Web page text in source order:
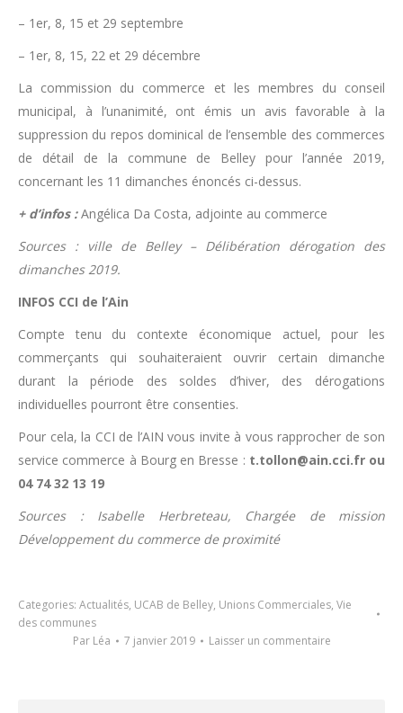
– 1er, 8, 15 et 29 septembre
– 1er, 8, 15, 22 et 29 décembre
La commission du commerce et les membres du conseil
municipal, à l’unanimité, ont émis un avis favorable à la
suppression du repos dominical de l’ensemble des commerces
de détail de la commune de Belley pour l’année 2019,
concernant les 11 dimanches énoncés ci-dessus.
+ d’infos :Angélica Da Costa, adjointe au commerce
Sources : ville de Belley – Délibération dérogation des
dimanches 2019.
INFOS CCI de l’Ain
Compte tenu du contexte économique actuel, pour les
commerçants qui souhaiteraient ouvrir certain dimanche
durant la période des soldes d’hiver, des dérogations
individuelles pourront être consenties.
Pour cela, la CCI de l’AIN vous invite à vous rapprocher de son
service commerce à Bourg en Bresse : t.tollon@ain.cci.fr ou
04 74 32 13 19
Sources : Isabelle Herbreteau, Chargée de mission
Développement du commerce de proximité
Categories: Actualités, UCAB de Belley, Unions Commerciales, Vie
des communes
Par Léa 7 janvier 2019 Laisser un commentaire